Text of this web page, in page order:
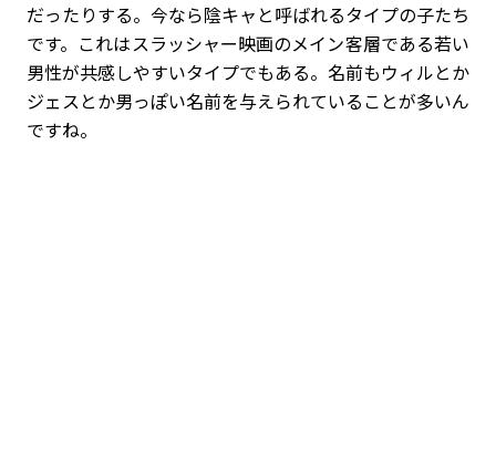
だったりする。今なら陰キャと呼ばれるタイプの子たち
です。これはスラッシャー映画のメイン客層である若い
男性が共感しやすいタイプでもある。名前もウィルとか
ジェスとか男っぽい名前を与えられていることが多いん
ですね。